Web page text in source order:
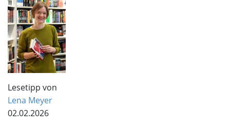
Lesetipp von
Lena Meyer
02.02.2026